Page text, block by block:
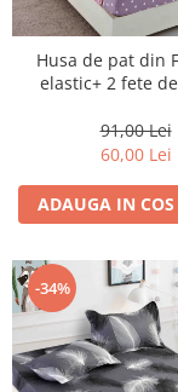
Husa de pat din
elastic+ 2 fete
91,00 Lei
60,00 Lei
ADAUGA IN COS
-34%